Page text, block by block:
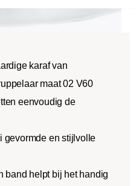
karaf van
maat 02 V60
eenvoudig de
gevormde en stijlvolle
band helpt bij het handig